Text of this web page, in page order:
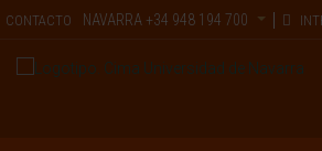
CONTACTO NAVARRA +34 948 194 700